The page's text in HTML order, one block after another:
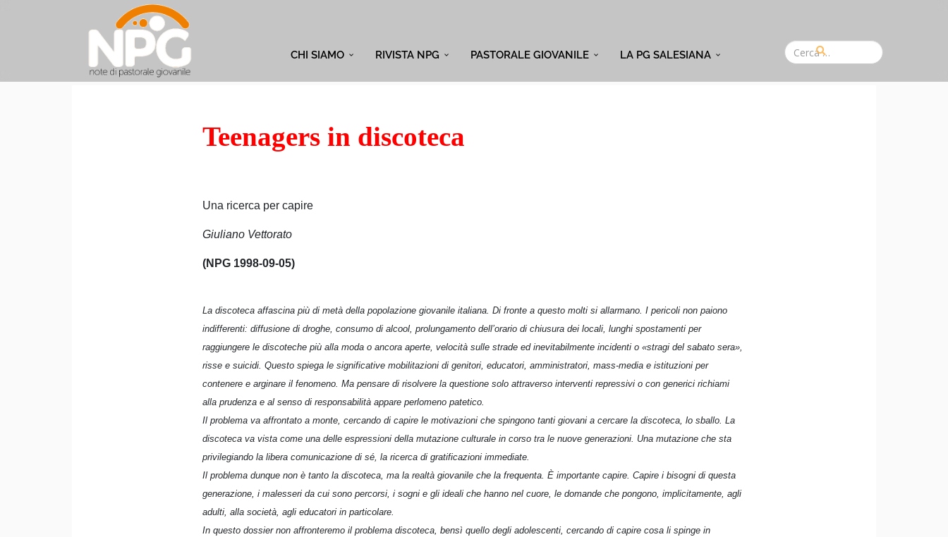
CHI SIAMO RIVISTA NPG PASTORALE GIOVANILE LA PG SALESIANA
Teenagers in discoteca
Una ricerca per capire
Giuliano Vettorato
(NPG 1998-09-05)
La discoteca affascina più di metà della popolazione giovanile italiana. Di fronte a questo molti si allarmano. I pericoli non paiono
indifferenti: diffusione di droghe, consumo di alcool, prolungamento dell’orario di chiusura dei locali, lunghi spostamenti per
raggiungere le discoteche più alla moda o ancora aperte, velocità sulle strade ed inevitabilmente incidenti o «stragi del sabato sera»,
risse e suicidi. Questo spiega le significative mobilitazioni di genitori, educatori, amministratori, mass-media e istituzioni per
contenere e arginare il fenomeno. Ma pensare di risolvere la questione solo attraverso interventi repressivi o con generici richiami
alla prudenza e al senso di responsabilità appare perlomeno patetico.
Il problema va affrontato a monte, cercando di capire le motivazioni che spingono tanti giovani a cercare la discoteca, lo sballo. La
discoteca va vista come una delle espressioni della mutazione culturale in corso tra le nuove generazioni. Una mutazione che sta
privilegiando la libera comunicazione di sé, la ricerca di gratificazioni immediate.
Il problema dunque non è tanto la discoteca, ma la realtà giovanile che la frequenta. È importante capire. Capire i bisogni di questa
generazione, i malesseri da cui sono percorsi, i sogni e gli ideali che hanno nel cuore, le domande che pongono, implicitamente, agli
adulti, alla società, agli educatori in particolare.
In questo dossier non affronteremo il problema discoteca, bensì quello degli adolescenti, cercando di capire cosa li spinge in